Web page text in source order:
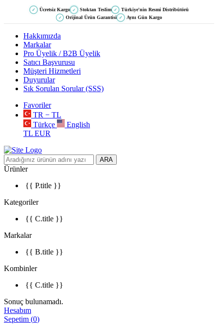
✓ Ücretsiz Kargo ✓ Stoktan Teslim ✓ Türkiye'nin Resmi Distribütörü
✓ Orijinal Ürün Garantisi ✓ Aynı Gün Kargo
Hakkımızda
Markalar
Pro Üyelik / B2B Üyelik
Satıcı Başvurusu
Müşteri Hizmetleri
Duyurular
Sık Sorulan Sorular (SSS)
Favoriler
TR − TL
Türkçe
English
TL EUR
ARA
Ürünler
{{ P.title }}
Kategoriler
{{ C.title }}
Markalar
{{ B.title }}
Kombinler
{{ C.title }}
Sonuç bulunamadı.
Hesabım
Sepetim (0)